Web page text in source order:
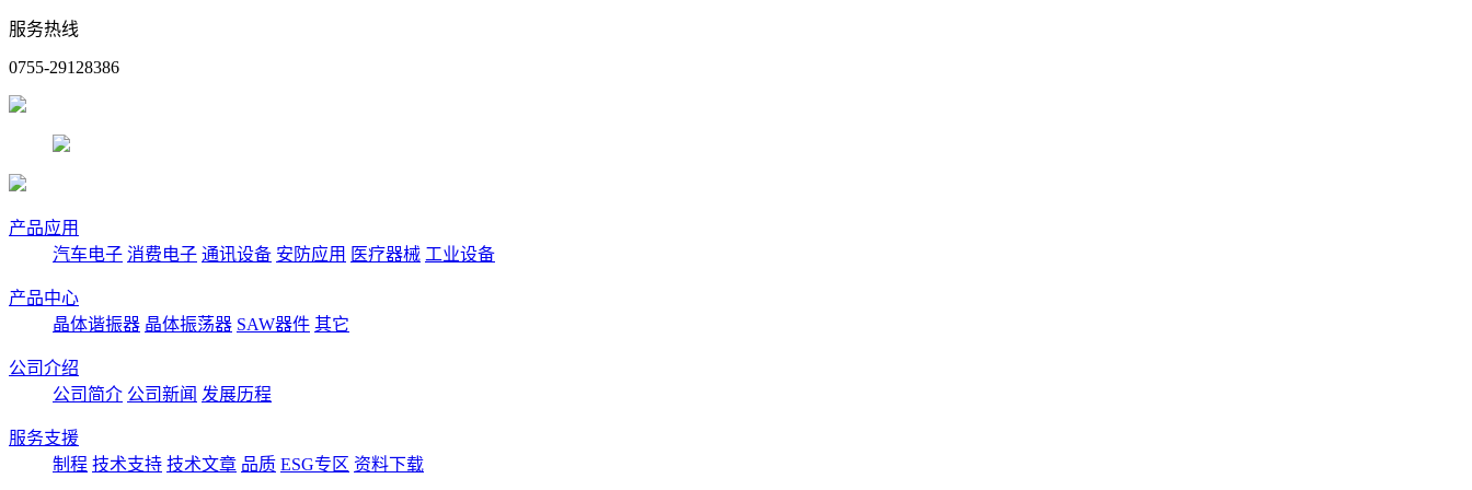
服务热线
0755-29128386
产品应用
汽车电子 消费电子 通讯设备 安防应用 医疗器械 工业设备
产品中心
晶体谐振器 晶体振荡器 SAW器件 其它
公司介绍
公司简介 公司新闻 发展历程
服务支援
制程 技术支持 技术文章 品质 ESG专区 资料下载